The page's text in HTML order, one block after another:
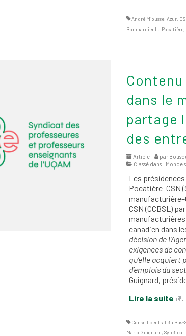
André Miousse, Azur,
Bombardier La Pocatière,
dans le
partage
des
Article | par
Classé dans : Monde
Les
Pocatière–CSN
CSN (CCBSL)
manufacturières
canadien dans
décision de
exigences de
qu’elle acquiert
d’emplois du
Guignard,
Lire la suite
.
Conseil central du
Mario Guignard, Syndicat